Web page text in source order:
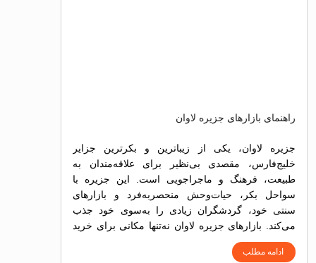
راهنمای بازارهای جزیره لاوان
جزیره لاوان، یکی از زیباترین و بکرترین جزایر
خلیج‌فارس، مقصدی بی‌نظیر برای علاقه‌مندان به
طبیعت، فرهنگ و ماجراجویی است. این جزیره با
سواحل بکر، حیات‌وحش منحصربه‌فرد و بازارهای
سنتی خود، گردشگران زیادی را به‌سوی خود جذب
می‌کند. بازارهای جزیره لاوان نه‌تنها مکانی برای خرید
هستند، بلکه فرصتی برای آشنایی با هنرها، صنایع‌دستی
و فرهنگ مردم محلی فراهم می‌آورند.
ادامه مطلب